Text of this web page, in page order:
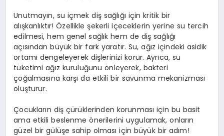
Unutmayın, su içmek diş sağlığı için kritik bir
alışkanlıktır! Özellikle şekerli içeceklerin yerine su tercih
edilmesi, hem genel sağlık hem de diş sağlığı
açısından büyük bir fark yaratır. Su, ağız içindeki asidik
ortamı dengeleyerek dişlerinizi korur. Ayrıca, su
tüketimi ağız kuruluğunu önleyerek, bakteri
çoğalmasına karşı da etkili bir savunma mekanizması
oluşturur.
Çocukların diş çürüklerinden korunması için bu basit
ama etkili beslenme önerilerini uygulamak, onların
güzel bir gülüşe sahip olması için büyük bir adım!